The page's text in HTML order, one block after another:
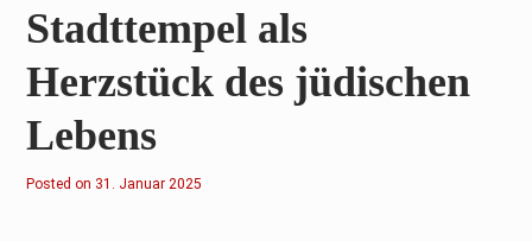
Stadttempel als
Herzstück des jüdischen
Lebens
Posted on 3
31. Januar 2025